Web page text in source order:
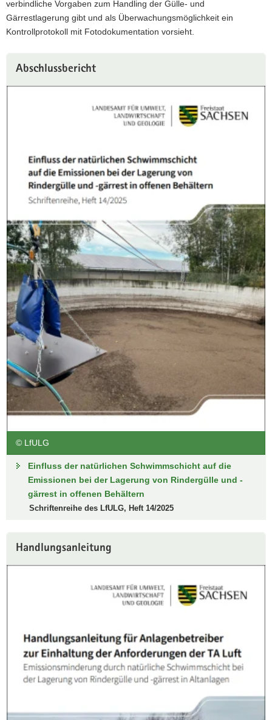
verbindliche Vorgaben zum Handling der Gülle- und
Gärrestlagerung gibt und als Überwachungsmöglichkeit ein
Kontrollprotokoll mit Fotodokumentation vorsieht.
Abschlussbericht
© LfULG
Einfluss der natürlichen Schwimmschicht auf die
Emissionen bei der Lagerung von Rindergülle und -
gärrest in offenen Behältern
Schriftenreihe des LfULG, Heft 14/2025
Handlungsanleitung